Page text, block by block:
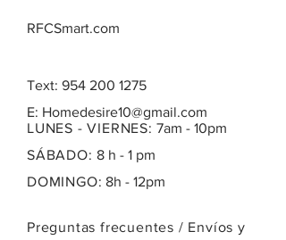
RFCSmart.com
Text: 954 200 1275
E: Homedesire10@gmail.com
LUNES - VIERNES: 7am - 10pm
SÁBADO: 8 h - 1 pm
DOMINGO: 8h - 12pm
Preguntas frecuentes / Envíos y